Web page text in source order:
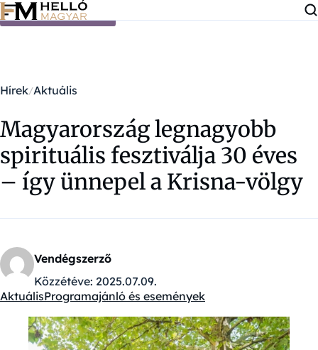
Ugrás a tartalomra
Hírek Aktuális
Magyarország legnagyobb
spirituális fesztiválja 30 éves
– így ünnepel a Krisna-völgy
Vendégszerző
Közzétéve: 2025.07.09.
Kategóriák:
AktuálisProgramajánló és események